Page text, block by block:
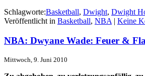
Schlagworte:Basketball, Dwight, Dwight
Veröffentlicht in Basketball, NBA| Keine
NBA: Dwyane Wade: Feuer &
Mittwoch, 9. Juni 2010